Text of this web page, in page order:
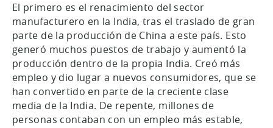
El primero es el renacimiento del sector
manufacturero en la India, tras el traslado de gran
parte de la producción de China a este país. Esto
generó muchos puestos de trabajo y aumentó la
producción dentro de la propia India. Creó más
empleo y dio lugar a nuevos consumidores, que se
han convertido en parte de la creciente clase
media de la India. De repente, millones de
personas contaban con un empleo más estable,